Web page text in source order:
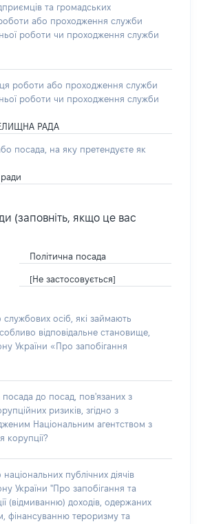
та громадських
або проходження служби
роботи чи проходження служби
роботи або проходження служби
роботи чи проходження служби
РАДА
посада, на яку претендуєте як
(заповніть, якщо це вас
Політична посада
[Не застосовується]
осіб, які займають
відповідальне становище,
України «Про запобігання
до посад, пов'язаних з
ризиків, згідно з
Національним агентством з
корупції?
публічних діячів
України "Про запобігання та
(відмиванню) доходів, одержаних
фінансуванню тероризму та